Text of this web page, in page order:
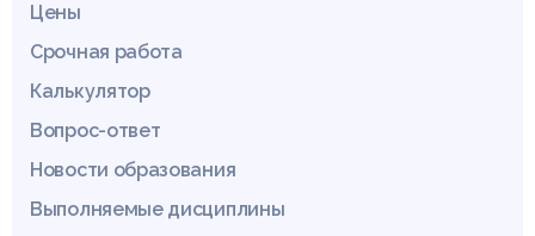
Цены
Срочная работа
Калькулятор
Вопрос-ответ
Новости образования
Выполняемые дисциплины